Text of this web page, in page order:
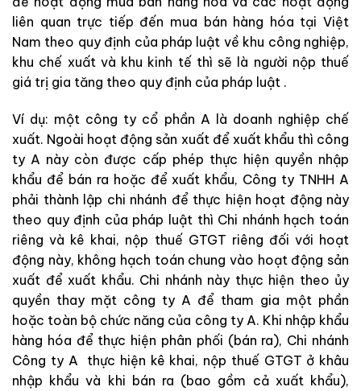
liên quan trực tiếp đến mua bán hàng hóa tại Việt
Nam theo quy định của pháp luật về khu công nghiệp,
khu chế xuất và khu kinh tế thì sẽ là người nộp thuế
giá trị gia tăng theo quy định của pháp luật .
Ví dụ: một công ty cổ phần A là doanh nghiệp chế
xuất. Ngoài hoạt động sản xuất để xuất khẩu thì công
ty A này còn được cấp phép thực hiện quyền nhập
khẩu để bán ra hoặc để xuất khẩu, Công ty TNHH A
phải thành lập chi nhánh để thực hiện hoạt động này
theo quy định của pháp luật thì Chi nhánh hạch toán
riêng và kê khai, nộp thuế GTGT riêng đối với hoạt
động này, không hạch toán chung vào hoạt động sản
xuất để xuất khẩu. Chi nhánh này thực hiện theo ủy
quyền thay mặt công ty A để tham gia một phần
hoặc toàn bộ chức năng của công ty A. Khi nhập khẩu
hàng hóa để thực hiện phân phối (bán ra), Chi nhánh
Công ty A thực hiện kê khai, nộp thuế GTGT ở khâu
nhập khẩu và khi bán ra (bao gồm cả xuất khẩu),